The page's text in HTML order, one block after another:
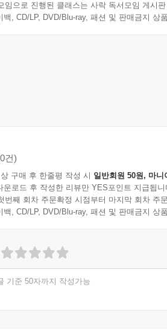
빈천하고 외모나 능력이 모자란다고 실
람은 도와주지만, 부유한 사람에게는
위 · 능력 · 성과보다 많은 보수나 선물
는 이웃의 가난한 사람에게 돌려주라.(5
려운 일에는 앞에 서고, 이득을 보는 일
지만, 남부터 뜻을 이루게 해준다.”(30장)
을 확산하는 방법으로, “화이부동(和而
임으로 진행된 클래스는 사락 독서모임 게시
백, CD/LP, DVD/Blu-ray, 패션 및 판매금지 상
건)
구매 후 한줄평 작성 시 일반회원 50원, 마니
운로드 후 작성한 리뷰만 YES포인트 지급됩니
번째 회차 주문확정 시점부터 마지막 회차 주
백, CD/LP, DVD/Blu-ray, 패션 및 판매금지 상
기준 50자까지 작성가능